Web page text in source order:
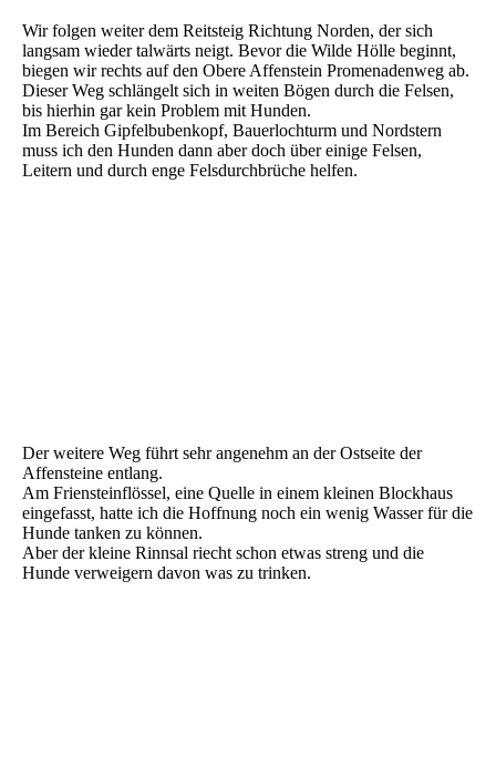
Wir folgen weiter dem Reitsteig Richtung Norden, der sich
langsam wieder talwärts neigt. Bevor die Wilde Hölle beginnt,
biegen wir rechts auf den Obere Affenstein Promenadenweg ab.
Dieser Weg schlängelt sich in weiten Bögen durch die Felsen,
bis hierhin gar kein Problem mit Hunden.
Im Bereich Gipfelbubenkopf, Bauerlochturm und Nordstern
muss ich den Hunden dann aber doch über einige Felsen,
Leitern und durch enge Felsdurchbrüche helfen.
Der weitere Weg führt sehr angenehm an der Ostseite der
Affensteine entlang.
Am Friensteinflössel, eine Quelle in einem kleinen Blockhaus
eingefasst, hatte ich die Hoffnung noch ein wenig Wasser für die
Hunde tanken zu können.
Aber der kleine Rinnsal riecht schon etwas streng und die
Hunde verweigern davon was zu trinken.